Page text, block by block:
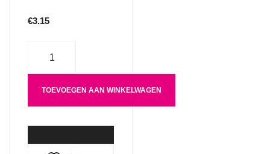
€3.15
TOEVOEGEN AAN WINKELWAGEN